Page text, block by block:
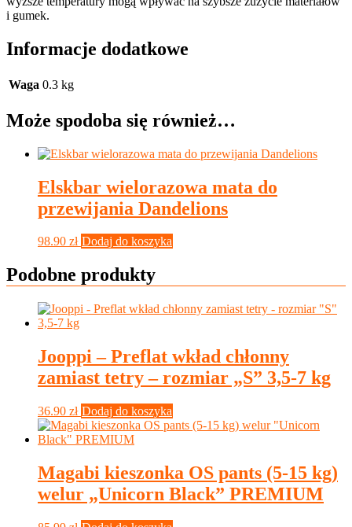
i gumek.
Informacje dodatkowe
Waga 0.3 kg
Może spodoba się również…
Elskbar wielorazowa mata do
przewijania Dandelions
98.90 zł Dodaj do koszyka
Podobne produkty
Jooppi – Preflat wkład chłonny
zamiast tetry – rozmiar „S” 3,5-7 kg
36.90 zł Dodaj do koszyka
Magabi kieszonka OS pants (5-15 kg)
welur „Unicorn Black” PREMIUM